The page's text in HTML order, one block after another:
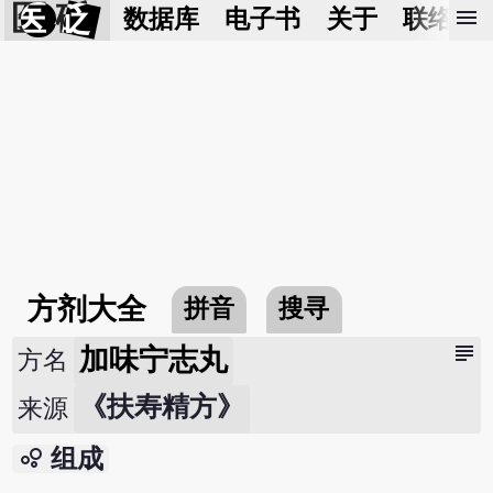
医 砭 数据库 电子书 关于 联络我
menu
方剂大全 拼音 搜寻
subject
方名 加味宁志丸
来源 《扶寿精方》
bubble_chart 组成